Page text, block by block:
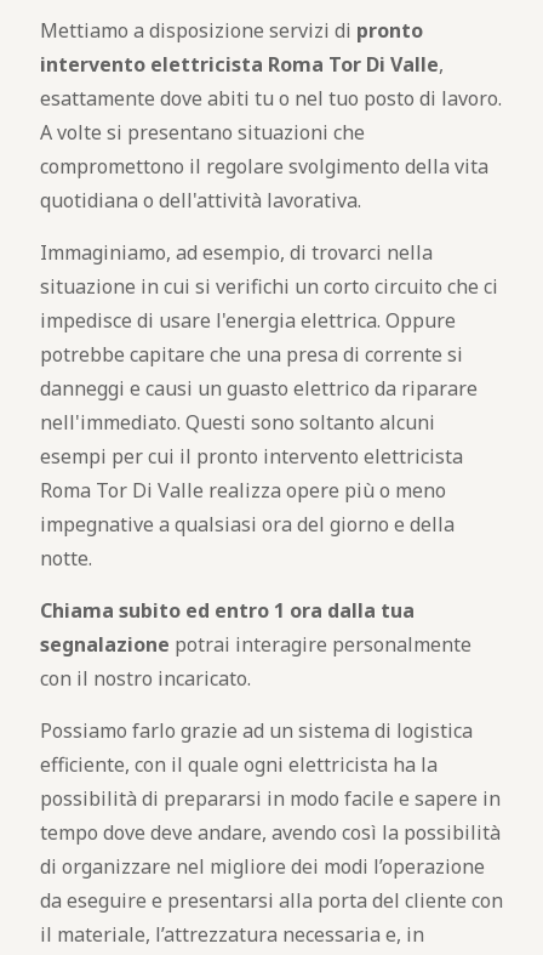
Mettiamo a disposizione servizi di pronto
intervento elettricista Roma Tor Di Valle,
esattamente dove abiti tu o nel tuo posto di lavoro.
A volte si presentano situazioni che
compromettono il regolare svolgimento della vita
quotidiana o dell'attività lavorativa.
Immaginiamo, ad esempio, di trovarci nella
situazione in cui si verifichi un corto circuito che ci
impedisce di usare l'energia elettrica. Oppure
potrebbe capitare che una presa di corrente si
danneggi e causi un guasto elettrico da riparare
nell'immediato. Questi sono soltanto alcuni
esempi per cui il pronto intervento elettricista
Roma Tor Di Valle realizza opere più o meno
impegnative a qualsiasi ora del giorno e della
notte.
Chiama subito ed entro 1 ora dalla tua
segnalazione potrai interagire personalmente
con il nostro incaricato.
Possiamo farlo grazie ad un sistema di logistica
efficiente, con il quale ogni elettricista ha la
possibilità di prepararsi in modo facile e sapere in
tempo dove deve andare, avendo così la possibilità
di organizzare nel migliore dei modi l’operazione
da eseguire e presentarsi alla porta del cliente con
il materiale, l’attrezzatura necessaria e, in